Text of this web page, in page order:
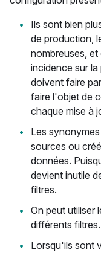
Ils sont bien
de production,
nombreuses,
incidence sur
doivent faire
faire l'objet de
chaque mise à
Les
sources ou
données.
devient inutile
filtres.
On peut utiliser
différents filtres.
Lorsqu'ils sont